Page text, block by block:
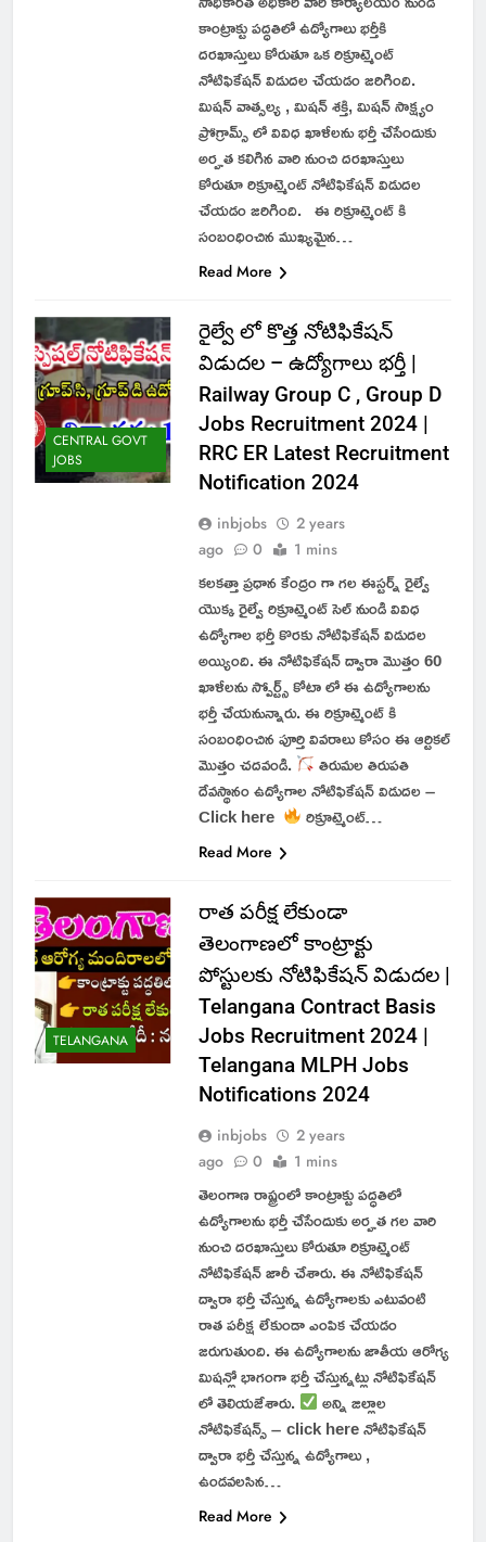
కాంట్రాక్టు పద్ధతిలో ఉద్యోగాలు భర్తీకి
దరఖాస్తులు కోరుతూ ఒక రిక్రూట్మెంట్
నోటిఫికేషన్ విడుదల చేయడం జరిగింది.
మిషన్ వాత్సల్య , మిషన్ శక్తి, మిషన్ సాక్ష్యం
ప్రోగ్రామ్స్ లో వివిధ ఖాళీలను భర్తీ చేసేందుకు
అర్హత కలిగిన వారి నుంచి దరఖాస్తులు
కోరుతూ రిక్రూట్మెంట్ నోటిఫికేషన్ విడుదల
చేయడం జరిగింది. ఈ రిక్రూట్మెంట్ కి
సంబంధించిన ముఖ్యమైన…
Read More
CENTRAL GOVT
JOBS
రైల్వే లో కొత్త నోటిఫికేషన్
విడుదల – ఉద్యోగాలు భర్తీ |
Railway Group C , Group D
Jobs Recruitment 2024 |
RRC ER Latest Recruitment
Notification 2024
inbjobs
2 years
ago
0 1 mins
కలకత్తా ప్రధాన కేంద్రం గా గల ఈస్టర్న్ రైల్వే
యొక్క రైల్వే రిక్రూట్మెంట్ సెల్ నుండి వివిధ
ఉద్యోగాల భర్తీ కొరకు నోటిఫికేషన్ విడుదల
అయ్యింది. ఈ నోటిఫికేషన్ ద్వారా మొత్తం 60
ఖాళీలను స్పోర్ట్స్ కోటా లో ఈ ఉద్యోగాలను
భర్తీ చేయనున్నారు. ఈ రిక్రూట్మెంట్ కి
సంబంధించిన పూర్తి వివరాలు కోసం ఈ ఆర్టికల్
మొత్తం చదవండి.
తిరుమల తిరుపతి
దేవస్థానం ఉద్యోగాల నోటిఫికేషన్ విడుదల –
Click here
రిక్రూట్మెంట్…
Read More
TELANGANA
రాత పరీక్ష లేకుండా
తెలంగాణలో కాంట్రాక్టు
పోస్టులకు నోటిఫికేషన్ విడుదల |
Telangana Contract Basis
Jobs Recruitment 2024 |
Telangana MLPH Jobs
Notifications 2024
inbjobs
2 years
ago
0 1 mins
తెలంగాణ రాష్ట్రంలో కాంట్రాక్టు పద్ధతిలో
ఉద్యోగాలను భర్తీ చేసేందుకు అర్హత గల వారి
నుంచి దరఖాస్తులు కోరుతూ రిక్రూట్మెంట్
నోటిఫికేషన్ జారీ చేశారు. ఈ నోటిఫికేషన్
ద్వారా భర్తీ చేస్తున్న ఉద్యోగాలకు ఎటువంటి
రాత పరీక్ష లేకుండా ఎంపిక చేయడం
జరుగుతుంది. ఈ ఉద్యోగాలను జాతీయ ఆరోగ్య
మిషన్లో భాగంగా భర్తీ చేస్తున్నట్లు నోటిఫికేషన్
లో తెలియజేశారు.
అన్ని జిల్లాల
నోటిఫికేషన్స్ – click here నోటిఫికేషన్
ద్వారా భర్తీ చేస్తున్న ఉద్యోగాలు ,
ఉండవలసిన…
Read More